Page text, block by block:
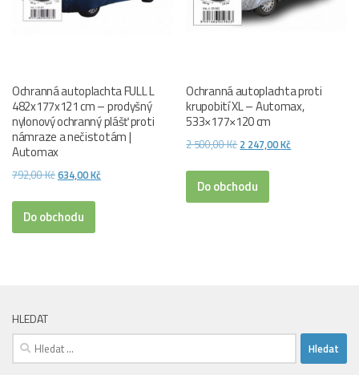
Ochranná autoplachta FULL L
482x177x121 cm – prodyšný
nylonový ochranný plášť proti
námraze a nečistotám |
Automax
792,00KčPůvodní
byla:
792,00 Kč.
634,00KčAktuální
Do obchodu
Ochranná autoplachta proti
krupobití XL – Automax,
533×177×120 cm
2 500,00KčPůvodní
byla:
2
2 247,00KčAktuální
Do obchodu
HLEDAT
Vyhledávání